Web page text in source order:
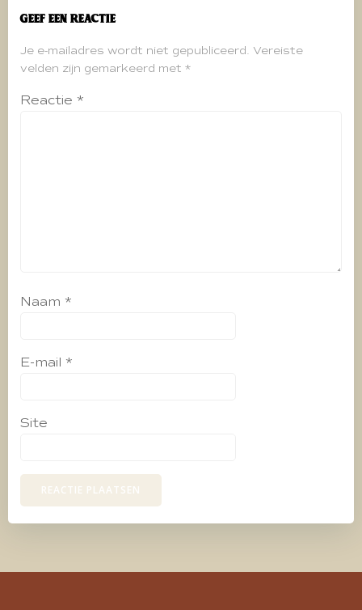
Geef een reactie
Je e-mailadres wordt niet gepubliceerd. Vereiste
velden zijn gemarkeerd met *
Reactie *
Naam *
E-mail *
Site